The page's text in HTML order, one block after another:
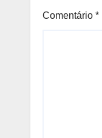
Comentário *